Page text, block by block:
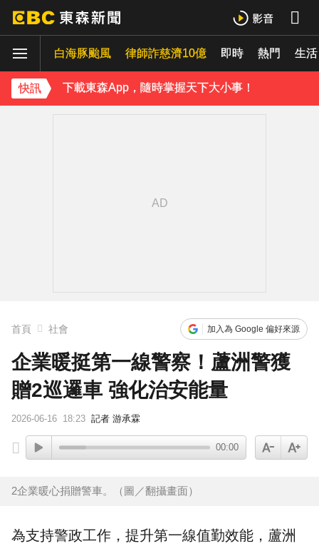
白海豚颱風 律師詐慈濟10億 即時 熱門 生活
快訊
下載東森App，隨時掌握天下大小事！
首頁 社會 加入為 Google 偏好來源
企業暖挺第一線警察！蘆洲警獲
贈2巡邏車 強化治安能量
2026-06-16 18:23 記者 游承霖
00:00
2企業暖心捐贈警車。（圖／翻攝畫面）
為支持警政工作，提升第一線值勤效能，蘆洲